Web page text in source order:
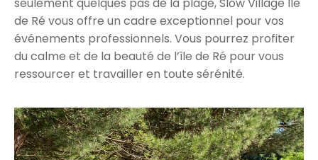
de Ré vous offre un cadre exceptionnel pour vos
événements professionnels. Vous pourrez profiter
du calme et de la beauté de l’île de Ré pour vous
ressourcer et travailler en toute sérénité.